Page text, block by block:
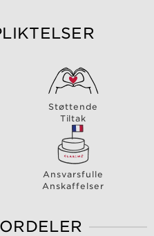
Støttende
Tiltak
Ansvarsfulle
Anskaffelser